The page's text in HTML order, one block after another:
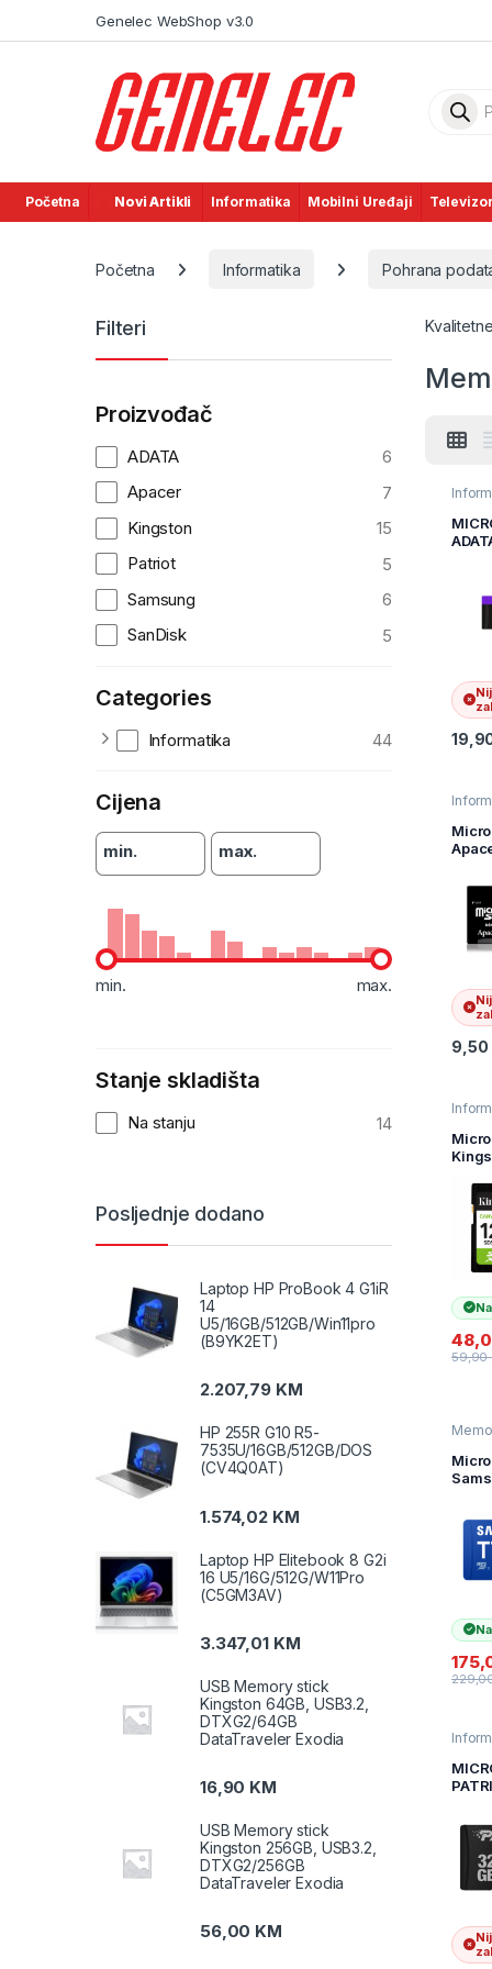
Genelec WebShop v3.0
Početna Novi Artikli Informatika Mobilni Uređaji
Početna Informatika Pohrana
L10-
kartice
0U5-
9,50
kartice
Plus
Bs
10
59,90
Filteri
Proizvođač
ADATA
6
Apacer
7
Kingston
15
Patriot
5
Samsung
6
SanDisk
5
Categories
Informatika 44
Cijena
min. max.
min. max.
Stanje skladišta
Na stanju 14
Posljednje dodano
Laptop HP ProBook 4 G1iR
14
U5/16GB/512GB/Win11pro
(B9YK2ET)
2.207,79 KM
HP 255R G10 R5-
7535U/16GB/512GB/DOS
(CV4Q0AT)
1.574,02 KM
Laptop HP Elitebook 8 G2i
16 U5/16G/512G/W11Pro
(C5GM3AV)
3.347,01 KM
USB Memory stick
Kingston 64GB, USB3.2,
DTXG2/64GB
DataTraveler Exodia
16,90 KM
USB Memory stick
Kingston 256GB, USB3.2,
DTXG2/256GB
DataTraveler Exodia
56,00 KM